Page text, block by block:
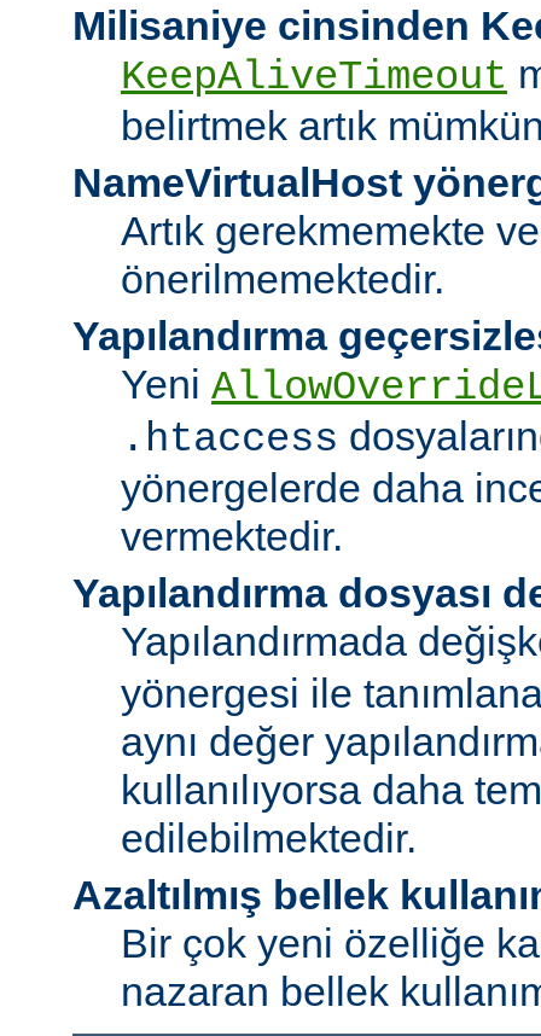
Milisaniye cinsinden
KeepAliveTimeout
belirtmek artık
NameVirtualHost
Artık gerekmemekte ve
önerilmemektedir.
Yapılandırma
Yeni
.htaccess
yönergelerde daha
vermektedir.
Yapılandırma dosyası
Yapılandırmada
yönergesi ile
aynı değer
kullanılıyorsa daha
edilebilmektedir.
Azaltılmış bellek
Bir çok yeni özelliğe
nazaran bellek